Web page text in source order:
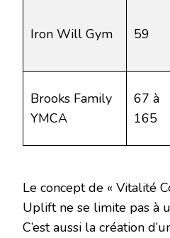
Iron Will Gym 59
Brooks Family
YMCA
67 à
165
Le concept de « Vitalité
Uplift ne se limite pas à
C’est aussi la création